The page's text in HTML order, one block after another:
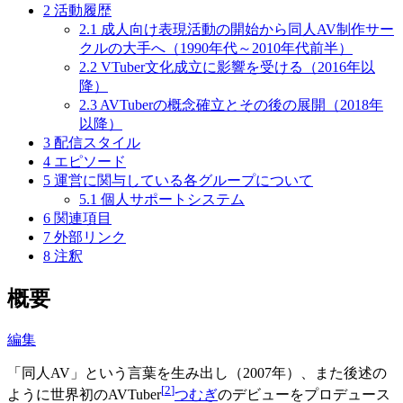
2 活動履歴
2.1 成人向け表現活動の開始から同人AV制作サー
クルの大手へ（1990年代～2010年代前半）
2.2 VTuber文化成立に影響を受ける（2016年以
降）
2.3 AVTuberの概念確立とその後の展開（2018年
以降）
3 配信スタイル
4 エピソード
5 運営に関与している各グループについて
5.1 個人サポートシステム
6 関連項目
7 外部リンク
8 注釈
概要
編集
「同人AV」という言葉を生み出し（2007年）、また後述の
ように世界初のAVTuber[2]つむぎのデビューをプロデュース